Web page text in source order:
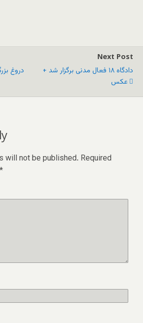
دروغ
Next Post
دادگاه ۱۸ فعال مدنی برگزار شد +
عکس
will not be published. Required
*